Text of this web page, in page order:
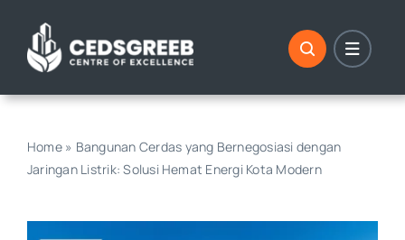
content
Home» Bangunan Cerdas yang Bernegosiasi dengan
Jaringan Listrik: Solusi Hemat Energi Kota Modern